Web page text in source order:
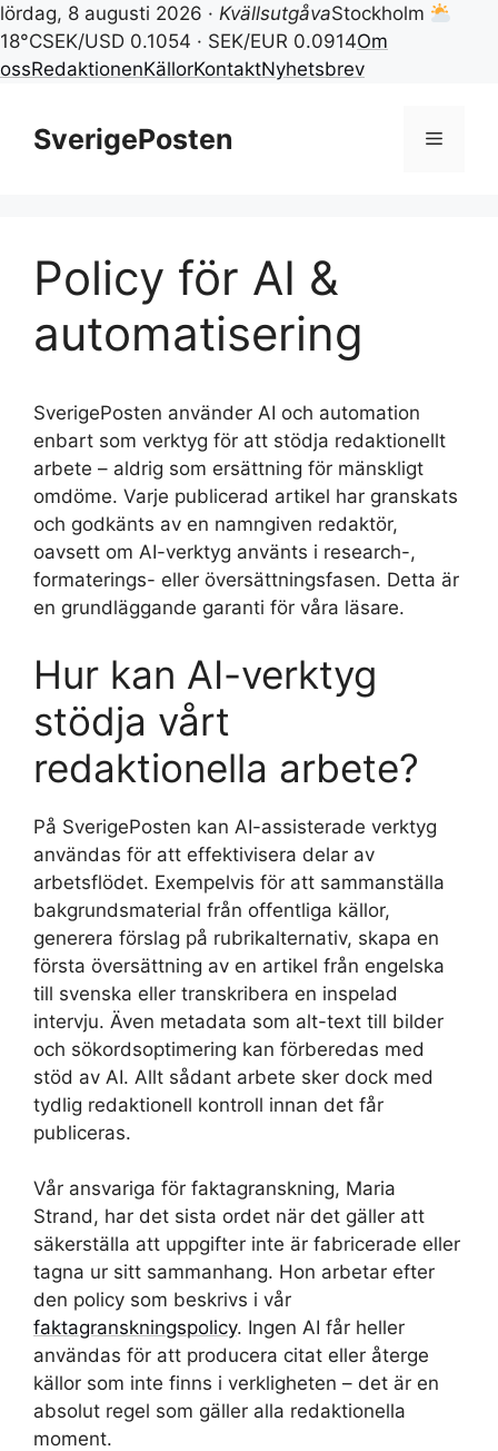
lördag, 8 augusti 2026 · KvällsutgåvaStockholm
18°CSEK/USD 0.1054 · SEK/EUR 0.0914Om
ossRedaktionenKällorKontaktNyhetsbrev
innehållSverigePosten Meny
Policy för AI &
automatisering
SverigePosten använder AI och automation
enbart som verktyg för att stödja redaktionellt
arbete – aldrig som ersättning för mänskligt
omdöme. Varje publicerad artikel har granskats
och godkänts av en namngiven redaktör,
oavsett om AI-verktyg använts i research-,
formaterings- eller översättningsfasen. Detta är
en grundläggande garanti för våra läsare.
Hur kan AI-verktyg
stödja vårt
redaktionella arbete?
På SverigePosten kan AI-assisterade verktyg
användas för att effektivisera delar av
arbetsflödet. Exempelvis för att sammanställa
bakgrundsmaterial från offentliga källor,
generera förslag på rubrikalternativ, skapa en
första översättning av en artikel från engelska
till svenska eller transkribera en inspelad
intervju. Även metadata som alt-text till bilder
och sökordsoptimering kan förberedas med
stöd av AI. Allt sådant arbete sker dock med
tydlig redaktionell kontroll innan det får
publiceras.
Vår ansvariga för faktagranskning, Maria
Strand, har det sista ordet när det gäller att
säkerställa att uppgifter inte är fabricerade eller
tagna ur sitt sammanhang. Hon arbetar efter
den policy som beskrivs i vår
faktagranskningspolicy. Ingen AI får heller
användas för att producera citat eller återge
källor som inte finns i verkligheten – det är en
absolut regel som gäller alla redaktionella
moment.